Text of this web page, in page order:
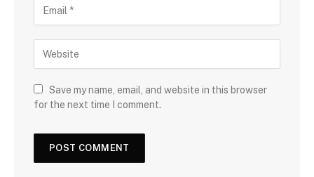
Save my name, email, and website in this browser
for the next time I comment.